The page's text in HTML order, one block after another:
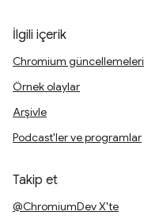
İlgili içerik
Chromium güncellemeleri
Örnek olaylar
Arşivle
Podcast'ler ve programlar
Takip et
@ChromiumDev X'te